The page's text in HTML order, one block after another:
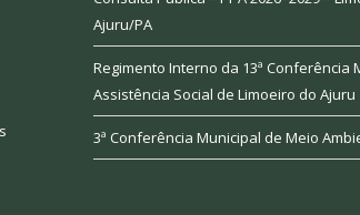
Ajuru/PA
Regimento Interno da 13ª Conferência
Assistência Social de Limoeiro do Ajuru
3ª Conferência Municipal de Meio